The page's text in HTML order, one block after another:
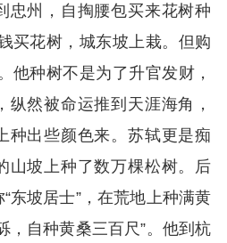
忠州，自掏腰包买来花树种
买花树，城东坡上栽。但购
他种树不是为了升官发财，
纵然被命运推到天涯海角，
种出些颜色来。苏轼更是痴
山坡上种了数万棵松树。后
东坡居士”，在荒地上种满黄
，自种黄桑三百尺”。他到杭